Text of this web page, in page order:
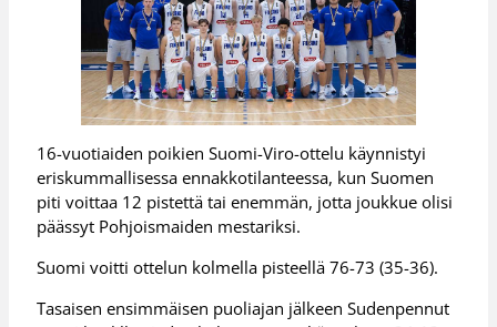
16-vuotiaiden poikien Suomi-Viro-ottelu käynnistyi
eriskummallisessa ennakkotilanteessa, kun Suomen
piti voittaa 12 pistettä tai enemmän, jotta joukkue olisi
päässyt Pohjoismaiden mestariksi.
Suomi voitti ottelun kolmella pisteellä 76-73 (35-36).
Tasaisen ensimmäisen puoliajan jälkeen Sudenpennut